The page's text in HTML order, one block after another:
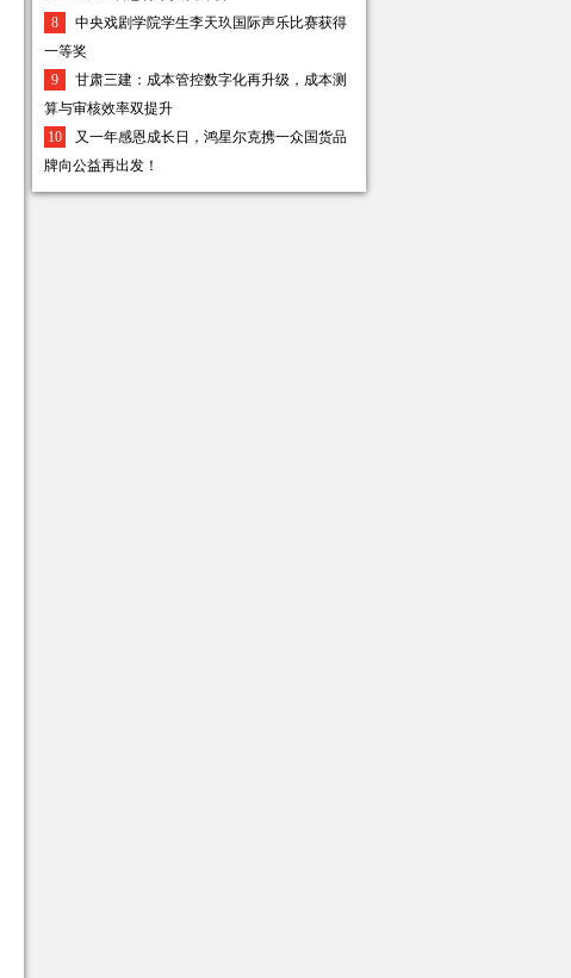
8
中央戏剧学院学生李天玖国际声乐比赛获得
一等奖
9
甘肃三建：成本管控数字化再升级，成本测
算与审核效率双提升
10
又一年感恩成长日，鸿星尔克携一众国货品
牌向公益再出发！